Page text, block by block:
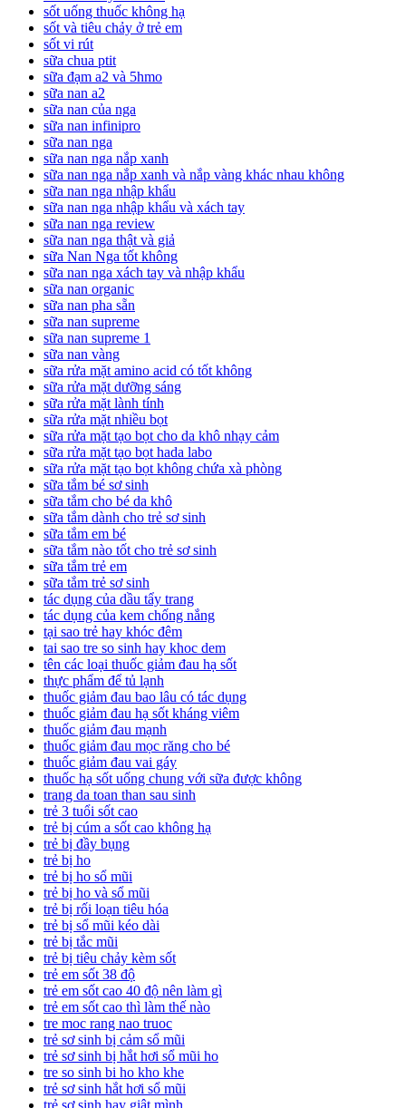
sốt uống thuốc không hạ
sốt và tiêu chảy ở trẻ em
sốt vi rút
sữa chua ptit
sữa đạm a2 và 5hmo
sữa nan a2
sữa nan của nga
sữa nan infinipro
sữa nan nga
sữa nan nga nắp xanh
sữa nan nga nắp xanh và nắp vàng khác nhau không
sữa nan nga nhập khẩu
sữa nan nga nhập khẩu và xách tay
sữa nan nga review
sữa nan nga thật và giả
sữa Nan Nga tốt không
sữa nan nga xách tay và nhập khẩu
sữa nan organic
sữa nan pha sẵn
sữa nan supreme
sữa nan supreme 1
sữa nan vàng
sữa rửa mặt amino acid có tốt không
sữa rửa mặt dưỡng sáng
sữa rửa mặt lành tính
sữa rửa mặt nhiều bọt
sữa rửa mặt tạo bọt cho da khô nhạy cảm
sữa rửa mặt tạo bọt hada labo
sữa rửa mặt tạo bọt không chứa xà phòng
sữa tắm bé sơ sinh
sữa tắm cho bé da khô
sữa tắm dành cho trẻ sơ sinh
sữa tắm em bé
sữa tắm nào tốt cho trẻ sơ sinh
sữa tắm trẻ em
sữa tắm trẻ sơ sinh
tác dụng của dầu tẩy trang
tác dụng của kem chống nắng
tại sao trẻ hay khóc đêm
tai sao tre so sinh hay khoc dem
tên các loại thuốc giảm đau hạ sốt
thực phẩm để tủ lạnh
thuốc giảm đau bao lâu có tác dụng
thuốc giảm đau hạ sốt kháng viêm
thuốc giảm đau mạnh
thuốc giảm đau mọc răng cho bé
thuốc giảm đau vai gáy
thuốc hạ sốt uống chung với sữa được không
trang da toan than sau sinh
trẻ 3 tuổi sốt cao
trẻ bị cúm a sốt cao không hạ
trẻ bị đầy bụng
trẻ bị ho
trẻ bị ho sổ mũi
trẻ bị ho và sổ mũi
trẻ bị rối loạn tiêu hóa
trẻ bị sổ mũi kéo dài
trẻ bị tắc mũi
trẻ bị tiêu chảy kèm sốt
trẻ em sốt 38 độ
trẻ em sốt cao 40 độ nên làm gì
trẻ em sốt cao thì làm thế nào
tre moc rang nao truoc
trẻ sơ sinh bị cảm sổ mũi
trẻ sơ sinh bị hắt hơi sổ mũi ho
tre so sinh bi ho kho khe
trẻ sơ sinh hắt hơi sổ mũi